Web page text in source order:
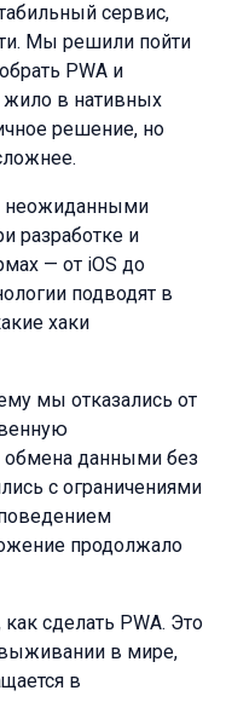
сервис,
Мы решили пойти
PWA и
жило в нативных
решение, но
неожиданными
разработке и
— от iOS до
подводят в
хаки
мы отказались от
обмена данными без
с ограничениями
продолжало
сделать PWA. Это
выживании в мире,
в